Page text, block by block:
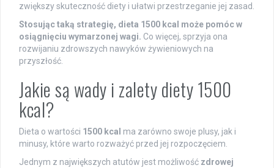
zwiększy skuteczność diety i ułatwi przestrzeganie jej zasad.
Stosując taką strategię, dieta 1500 kcal może pomóc w
osiągnięciu wymarzonej wagi. Co więcej, sprzyja ona
rozwijaniu zdrowszych nawyków żywieniowych na
przyszłość.
Jakie są wady i zalety diety 1500
kcal?
Dieta o wartości 1500 kcal ma zarówno swoje plusy, jak i
minusy, które warto rozważyć przed jej rozpoczęciem.
Jednym z największych atutów jest możliwość zdrowej